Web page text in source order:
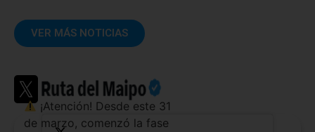
VER MÁS NOTICIAS
¡Atención! Desde este 31
de marzo, comenzó la fase